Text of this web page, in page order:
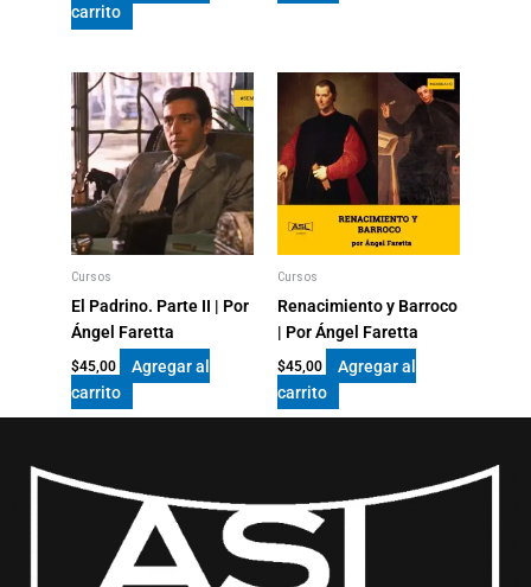
carrito
Cursos
El Padrino. Parte II | Por
Ángel Faretta
$45,00
Agregar al
carrito
Cursos
Renacimiento y Barroco
| Por Ángel Faretta
$45,00
Agregar al
carrito